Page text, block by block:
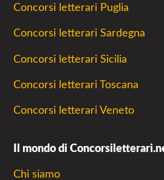
Concorsi letterari Puglia
Concorsi letterari Sardegna
Concorsi letterari Sicilia
Concorsi letterari Toscana
Concorsi letterari Veneto
Il mondo di
Chi siamo